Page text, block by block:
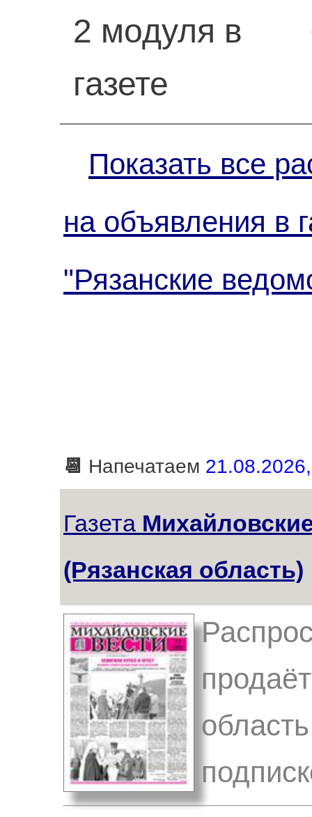
2 модуля в
газете
Показать все
на объявления в
"Рязанские
📆 Напечатаем
Газета
(Рязанская область)